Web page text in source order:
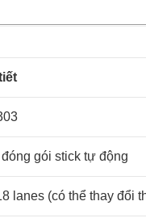
đóng gói stick tự động
lanes (có thể thay đổi